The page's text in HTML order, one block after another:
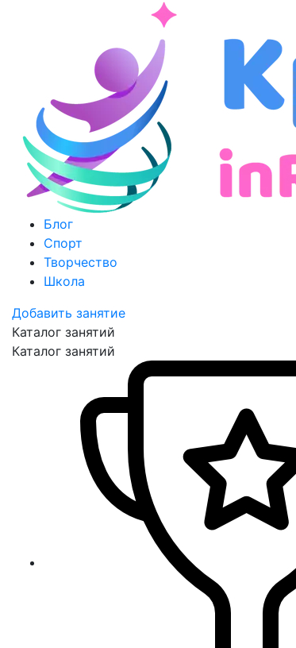
Блог
Спорт
Творчество
Школа
Добавить занятие
Каталог занятий
Каталог занятий